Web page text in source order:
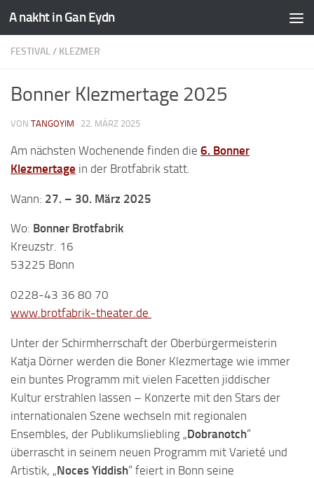
A nakht in Gan Eydn
FESTIVAL/ KLEZMER
Bonner Klezmertage 2025
VON TANGOYIM · 22. MÄRZ 2025
Am nächsten Wochenende finden die 6. Bonner
Klezmertage in der Brotfabrik statt.
Wann: 27. – 30. März 2025
Wo: Bonner Brotfabrik
Kreuzstr. 16
53225 Bonn
0228-43 36 80 70
www.brotfabrik-theater.de
Unter der Schirmherrschaft der Oberbürgermeisterin
Katja Dörner werden die Boner Klezmertage wie immer
ein buntes Programm mit vielen Facetten jiddischer
Kultur erstrahlen lassen – Konzerte mit den Stars der
internationalen Szene wechseln mit regionalen
Ensembles, der Publikumsliebling „Dobranotch“
überrascht in seinem neuen Programm mit Varieté und
Artistik, „Noces Yiddish“ feiert in Bonn seine